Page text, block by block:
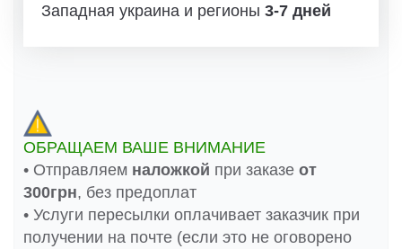
Западная украина и регионы 3-7 дней
ОБРАЩАЕМ ВАШЕ ВНИМАНИЕ
• Отправляем наложкой при заказе от
300грн, без предоплат
• Услуги пересылки оплачивает заказчик при
получении на почте (если это не оговорено